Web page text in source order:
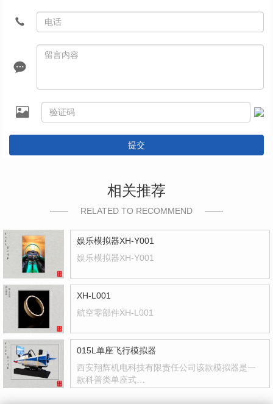
提交
相关推荐
RELATED TO RECOMMEND
娱乐模拟器XH-Y001
娱乐模拟器XH-Y001
XH-L001
航空零部件XH-L001
015L单座飞行模拟器
西安翔辉机电科技有限责任公司该款模拟器是一
款科普类单座式…